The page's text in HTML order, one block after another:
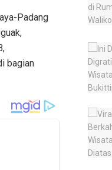
Padang
bagian